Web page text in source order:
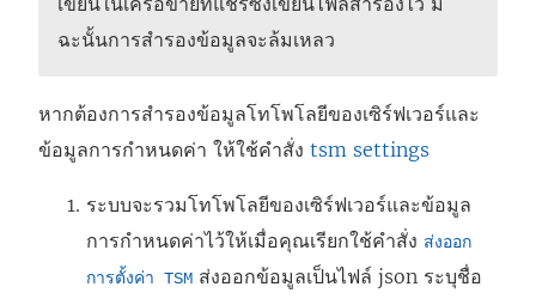
ฉะนั้นการสำรองข้อมูลจะล้มเหลว
หากต้องการสำรองข้อมูลโทโพโลยีของเซิร์ฟเวอร์และ
ข้อมูลการกำหนดค่า ให้ใช้คำสั่ง tsm settings
ระบบจะรวมโทโพโลยีของเซิร์ฟเวอร์และข้อมูล
การกำหนดค่าไว้ให้เมื่อคุณเรียกใช้คำสั่ง ส่งออก
การตั้งค่า TSM ส่งออกข้อมูลเป็นไฟล์ json ระบุชื่อ